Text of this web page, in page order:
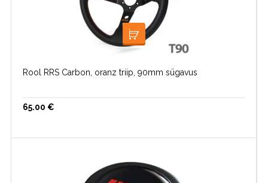
LOE EDASI
Rool RRS Carbon, oranz triip, 90mm sügavus
65.00 €